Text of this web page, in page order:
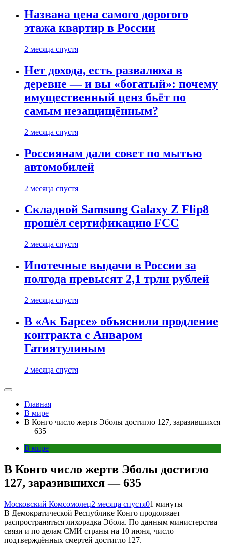
Названа цена самого дорогого
этажа квартир в России
2 месяца спустя
Нет дохода, есть развалюха в
деревне — и вы «богатый»: почему
имущественный ценз бьёт по
самым незащищённым?
2 месяца спустя
Россиянам дали совет по мытью
автомобилей
2 месяца спустя
Складной Samsung Galaxy Z Flip8
прошёл сертификацию FCC
2 месяца спустя
Ипотечные выдачи в России за
полгода превысят 2,1 трлн рублей
2 месяца спустя
В «Ак Барсе» объяснили продление
контракта с Анваром
Гатиятулиным
2 месяца спустя
Главная
В мире
В Конго число жертв Эболы достигло 127, заразившихся
— 635
В мире
В Конго число жертв Эболы достигло
127, заразившихся — 635
Московский Комсомолец2 месяца спустя01 минуты
В Демократической Республике Конго продолжает
распространяться лихорадка Эбола. По данным министерства
связи и по делам СМИ страны на 10 июня, число
подтверждённых смертей достигло 127.